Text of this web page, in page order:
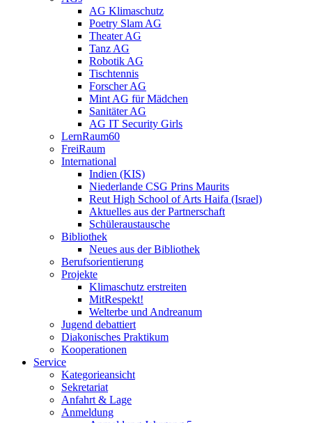
AG Klimaschutz
Poetry Slam AG
Theater AG
Tanz AG
Robotik AG
Tischtennis
Forscher AG
Mint AG für Mädchen
Sanitäter AG
AG IT Security Girls
LernRaum60
FreiRaum
International
Indien (KIS)
Niederlande CSG Prins Maurits
Reut High School of Arts Haifa (Israel)
Aktuelles aus der Partnerschaft
Schüleraustausche
Bibliothek
Neues aus der Bibliothek
Berufsorientierung
Projekte
Klimaschutz erstreiten
MitRespekt!
Welterbe und Andreanum
Jugend debattiert
Diakonisches Praktikum
Kooperationen
Service
Kategorieansicht
Sekretariat
Anfahrt & Lage
Anmeldung